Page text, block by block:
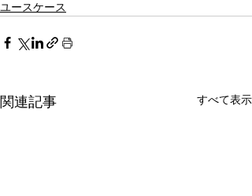
ユースケース
関連記事 すべて表示